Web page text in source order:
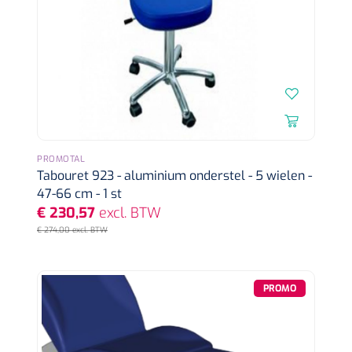
Griffioen 1017260
Chirurgische pincet - 14 cm - 1 st
PROMOTAL
Tabouret 923 - aluminium onderstel - 5 wielen -
47-66 cm - 1 st
€ 230,57 excl. BTW
€ 274,00 excl. BTW
PROMO